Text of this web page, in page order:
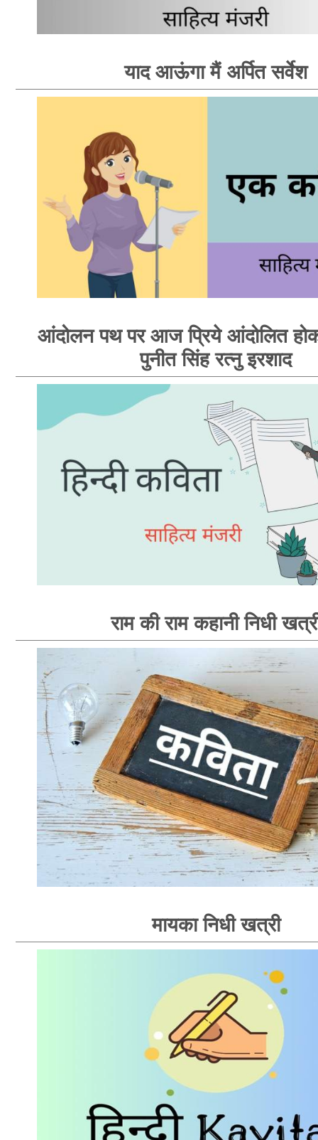
याद आऊंगा मैं अर्पित सर्वेश
आंदोलन पथ पर आज प्रिये आंदोलित
पुनीत सिंह रत्नु इरशाद
राम की राम कहानी निधी
मायका निधी खत्री